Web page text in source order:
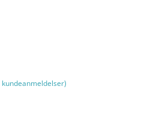
kundeanmeldelser)